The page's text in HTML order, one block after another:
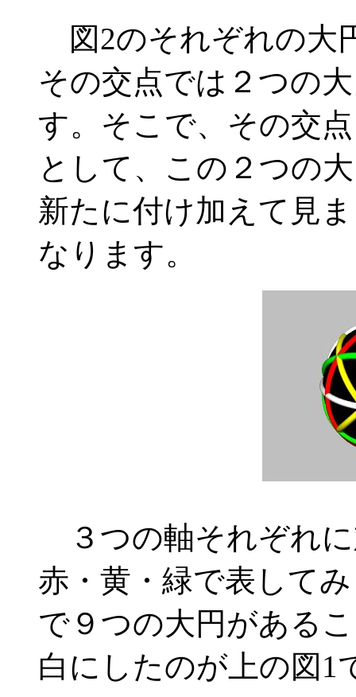
図2のそれぞれの大
その交点では２つの
す。そこで、その交
として、この２つの
新たに付け加えて見
なります。
３つの軸それぞれ
赤・黄・緑で表して
で９つの大円がある
白にしたのが上の図1